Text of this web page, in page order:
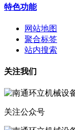
特色功能
网站地图
聚合标签
站内搜索
关注我们
关注公众号